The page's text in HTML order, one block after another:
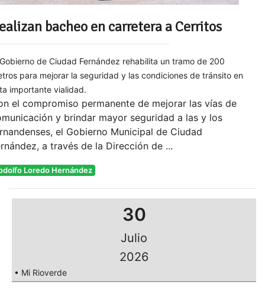
bacheo en carretera a Cerritos
de Ciudad Fernández rehabilita un tramo de 200
para mejorar la seguridad y las condiciones de tránsito en
importante vialidad.
el compromiso permanente de mejorar las vías de
y brindar mayor seguridad a las y los
el Gobierno Municipal de Ciudad
a través de la Dirección de ...
Loredo Hernández
30
Julio
2026
• Mi Rioverde